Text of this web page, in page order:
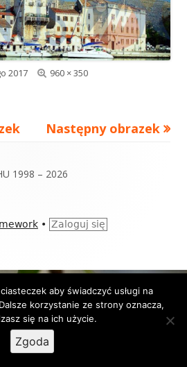
2017
Pełny
960 × 350
Następny obrazek
1998 – 2026
• Zaloguj się
aby świadczyć usługi na
korzystanie ze strony oznacza,
się na ich użycie.
Zgoda